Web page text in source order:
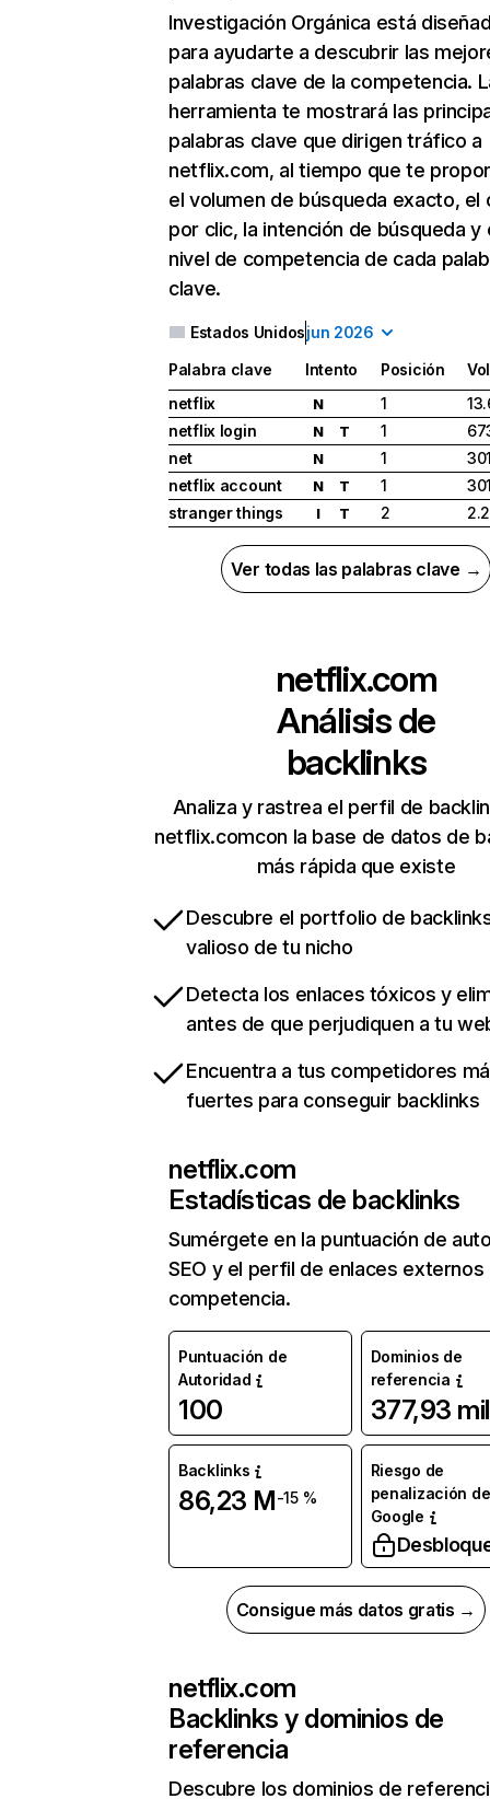
Investigación Orgánica está
para ayudarte a descubrir las
palabras clave de la competencia.
herramienta te mostrará las
palabras clave que dirigen tráfico a
netflix.com, al tiempo que te
el volumen de búsqueda exacto, el
por clic, la intención de búsqueda y
nivel de competencia de cada
clave.
Estados Unidosjun 2026
Palabra clave Intento Posición
netflix
N 1
netflix login
N T 1
net
N 1
netflix account
N T 1
stranger things
I T 2
Ver todas las palabras clave →
netflix.com
Análisis de
backlinks
Analiza y rastrea el perfil de
netflix.comcon la base de datos de
más rápida que existe
Descubre el portfolio de
valioso de tu nicho
Detecta los enlaces tóxicos y
antes de que perjudiquen a tu
Encuentra a tus competidores
fuertes para conseguir backlinks
netflix.com
Estadísticas de backlinks
Sumérgete en la puntuación de
SEO y el perfil de enlaces externos
competencia.
Puntuación de
Autoridad
100
Dominios de
referencia
377,93 mil
Backlinks
86,23 M-15 %
Riesgo de
penalización de
Google
Consigue más datos gratis →
netflix.com
Backlinks y dominios de
referencia
Descubre los dominios de